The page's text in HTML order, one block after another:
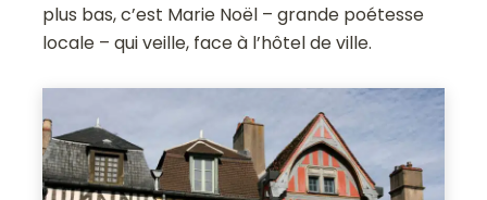
plus bas, c’est Marie Noël – grande poétesse
locale – qui veille, face à l’hôtel de ville.